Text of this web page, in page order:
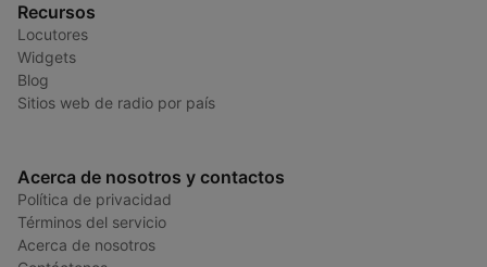
Recursos
Locutores
Widgets
Blog
Sitios web de radio por país
Acerca de nosotros y contactos
Política de privacidad
Términos del servicio
Acerca de nosotros